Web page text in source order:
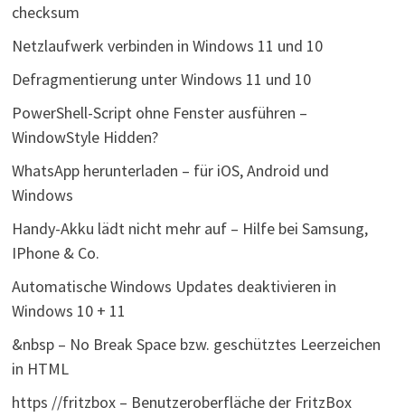
checksum
Netzlaufwerk verbinden in Windows 11 und 10
Defragmentierung unter Windows 11 und 10
PowerShell-Script ohne Fenster ausführen –
WindowStyle Hidden?
WhatsApp herunterladen – für iOS, Android und
Windows
Handy-Akku lädt nicht mehr auf – Hilfe bei Samsung,
IPhone & Co.
Automatische Windows Updates deaktivieren in
Windows 10 + 11
&nbsp – No Break Space bzw. geschütztes Leerzeichen
in HTML
https //fritzbox – Benutzeroberfläche der FritzBox